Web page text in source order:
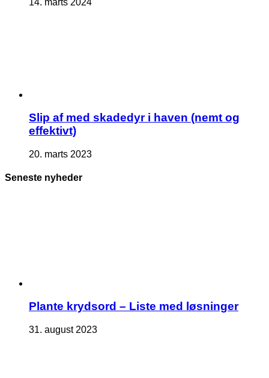
Slip af med skadedyr i haven (nemt og
effektivt)
20. marts 2023
Seneste nyheder
Plante krydsord – Liste med løsninger
31. august 2023